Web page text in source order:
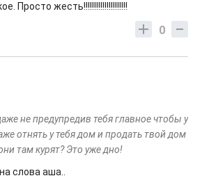
Просто жесть!!!!!!!!!!!!!!!!!!!!!
0
не предупредив тебя главное чтобы у
отнять у тебя дом и продать твой дом
там курят? Это уже дно!
слова аша..